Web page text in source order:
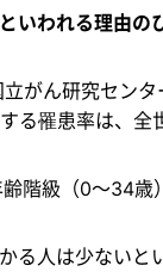
いわれる理由
がん研究セン
る罹患率は、全
階級（0～34歳
る人は少ないと